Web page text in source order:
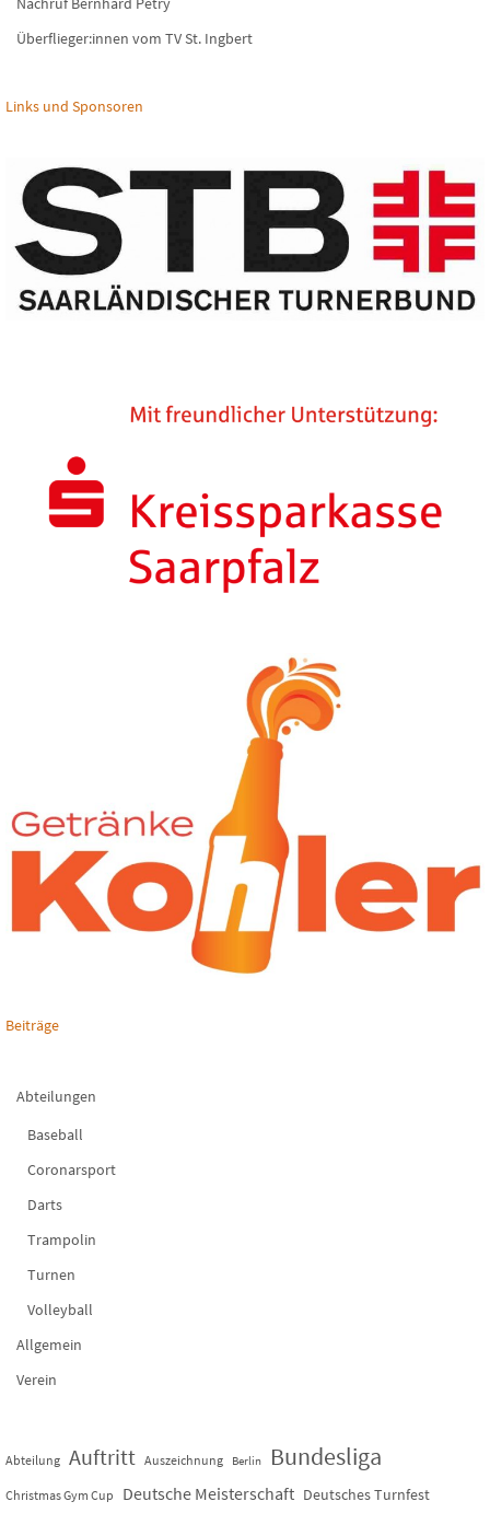
Überflieger:innen vom TV St. Ingbert
Links und Sponsoren
Beiträge
Abteilungen
Baseball
Coronarsport
Darts
Trampolin
Turnen
Volleyball
Allgemein
Verein
Abteilung Auftritt Auszeichnung Berlin Bundesliga
Christmas Gym Cup Deutsche Meisterschaft Deutsches Turnfest